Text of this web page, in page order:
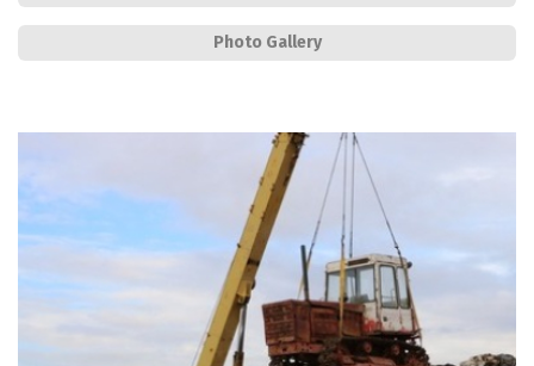
Photo Gallery